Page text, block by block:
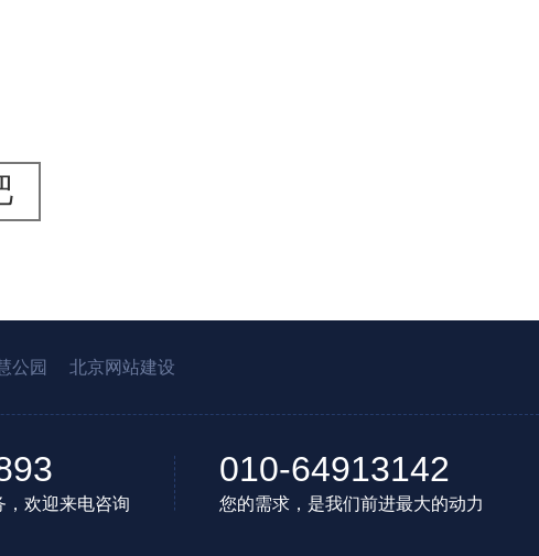
公园 北京网站建设
，欢迎来电咨询
010-64913142
您的需求，是我们前进最大的动力